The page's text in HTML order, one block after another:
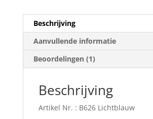
Beschrijving
Aanvullende informatie
Beoordelingen (1)
Beschrijving
Artikel Nr. : B626 Lichtblauw